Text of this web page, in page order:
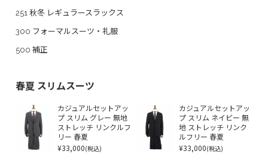
251 秋冬 レギュラースラックス
300 フォーマルスーツ・礼服
500 補正
春夏 スリムスーツ
カジュアルセットアッ
プ スリム グレー 無地
ストレッチ リンクルフ
リー 春夏
¥33,000(税込)
カジュアルセットアッ
プ スリム ネイビー 無
地 ストレッチ リンク
ルフリー 春夏
¥33,000(税込)